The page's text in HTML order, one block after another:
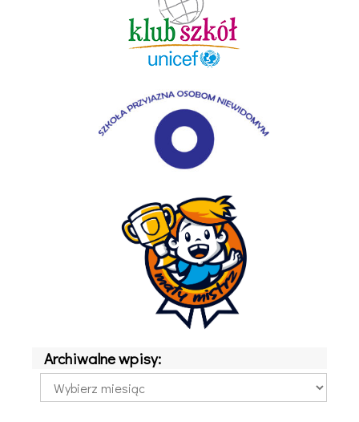
Archiwalne wpisy:
Archiwalne
wpisy: